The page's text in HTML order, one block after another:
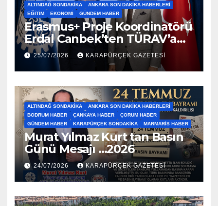
ALTINDAĞ SONDAKIKA
ANKARA SON DAKIKA HABERLERI
EĞITIM
EKONOMI GÜNDEM HABER
Erasmus+ Proje Koordinatörü
Erdal Canbek’ten TÜRAV’a
Ziyaret…2026
25/07/2026 KARAPÜRÇEK GAZETESİ
ALTINDAĞ SONDAKIKA
ANKARA SON DAKIKA HABERLERI
BODRUM HABER
ÇANKAYA HABER
ÇORUM HABER
GÜNDEM HABER
KARAPÜRÇEK SONDAKIKA MARMARIS HABER
Murat Yılmaz Kurt tan Basın
Günü Mesajı …2026
24/07/2026 KARAPÜRÇEK GAZETESİ